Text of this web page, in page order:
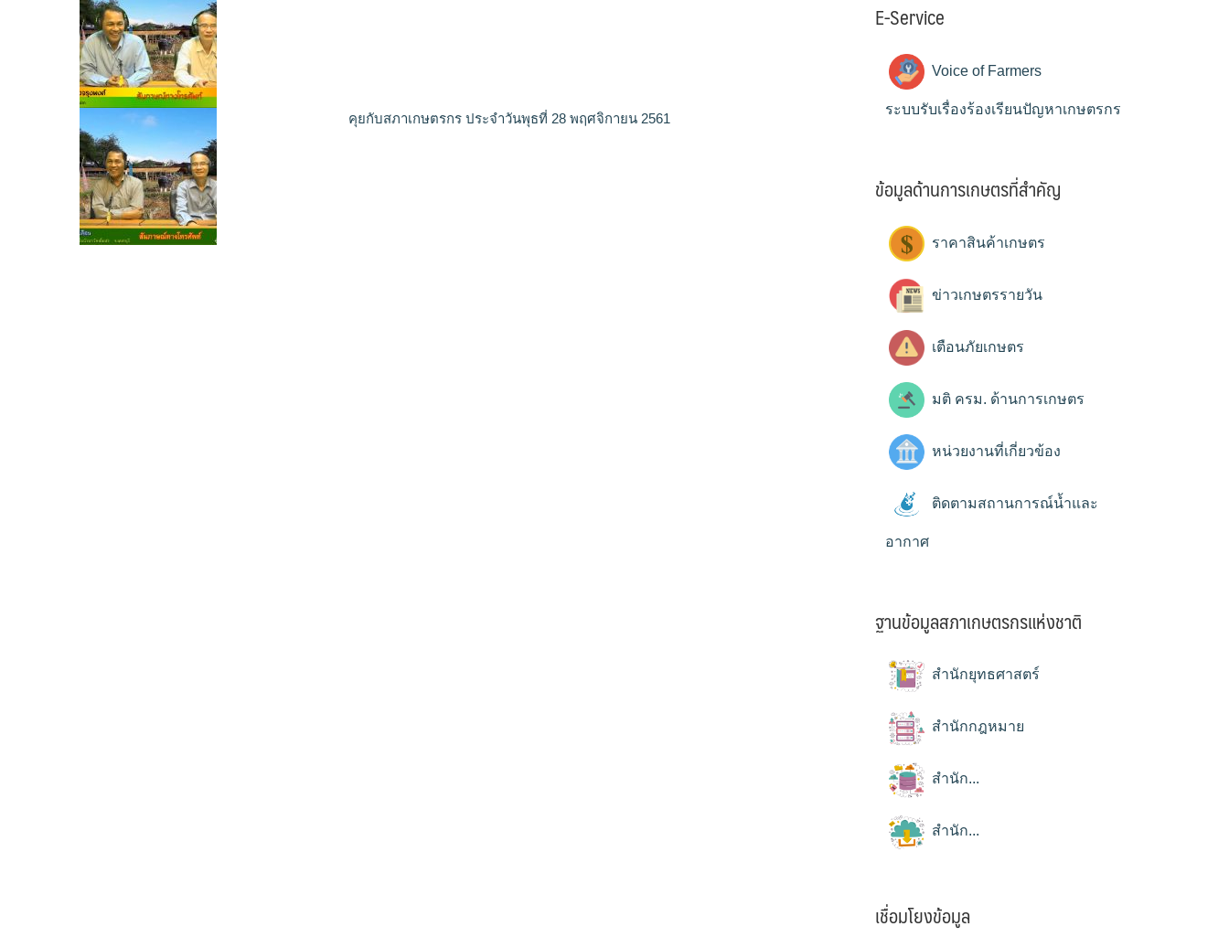
คุยกับสภาเกษตรกร ประจำวันพุธที่ 28 พฤศจิกายน 2561
E-Service
Voice of Farmers
ระบบรับเรื่องร้องเรียนปัญหาเกษตรกร
ข้อมูลด้านการเกษตรที่สำคัญ
ราคาสินค้าเกษตร
ข่าวเกษตรรายวัน
เตือนภัยเกษตร
มติ ครม. ด้านการเกษตร
หน่วยงานที่เกี่ยวข้อง
ติดตามสถานการณ์น้ำและ
อากาศ
ฐานข้อมูลสภาเกษตรกรแห่งชาติ
สำนักยุทธศาสตร์
สำนักกฎหมาย
สำนัก...
สำนัก...
เชื่อมโยงข้อมูล